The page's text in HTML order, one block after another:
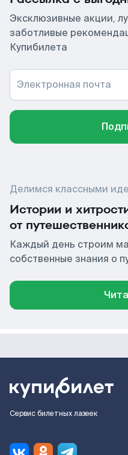
Эксклюзивные акции,
заботливые
Купибилета
Электронная почта
Делимся классными
Истории и
от
Каждый день строим
собственные знания о
Сервис билетных лазеек